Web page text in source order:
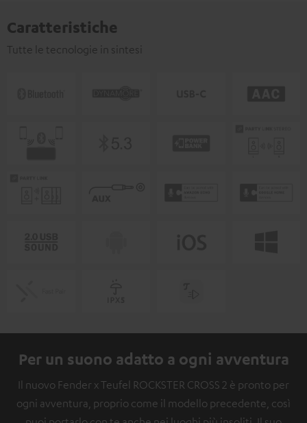
Caratteristiche
Tutte le tecnologie in sintesi
Per un suono adatto a ogni avventura
Il nuovo Fender x Teufel ROCKSTER CROSS 2 è pronto per
ogni avventura, proprio come il modello precedente, così